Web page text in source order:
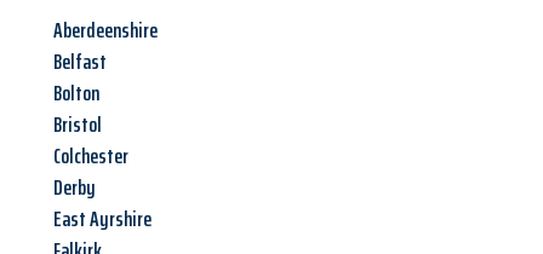
Aberdeenshire
Belfast
Bolton
Bristol
Colchester
Derby
East Ayrshire